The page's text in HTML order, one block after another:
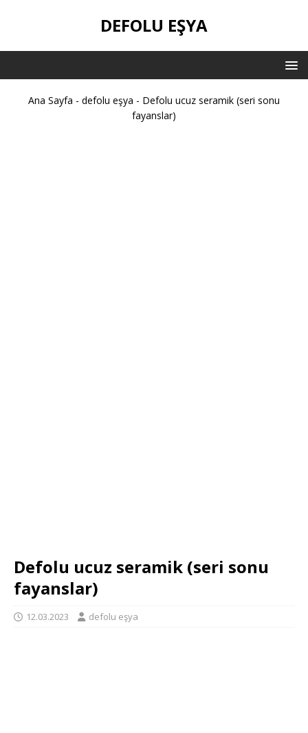
DEFOLU EŞYA
Ana Sayfa - defolu eşya - Defolu ucuz seramik (seri sonu
fayanslar)
Defolu ucuz seramik (seri sonu
fayanslar)
12.03.2023 defolu eşya